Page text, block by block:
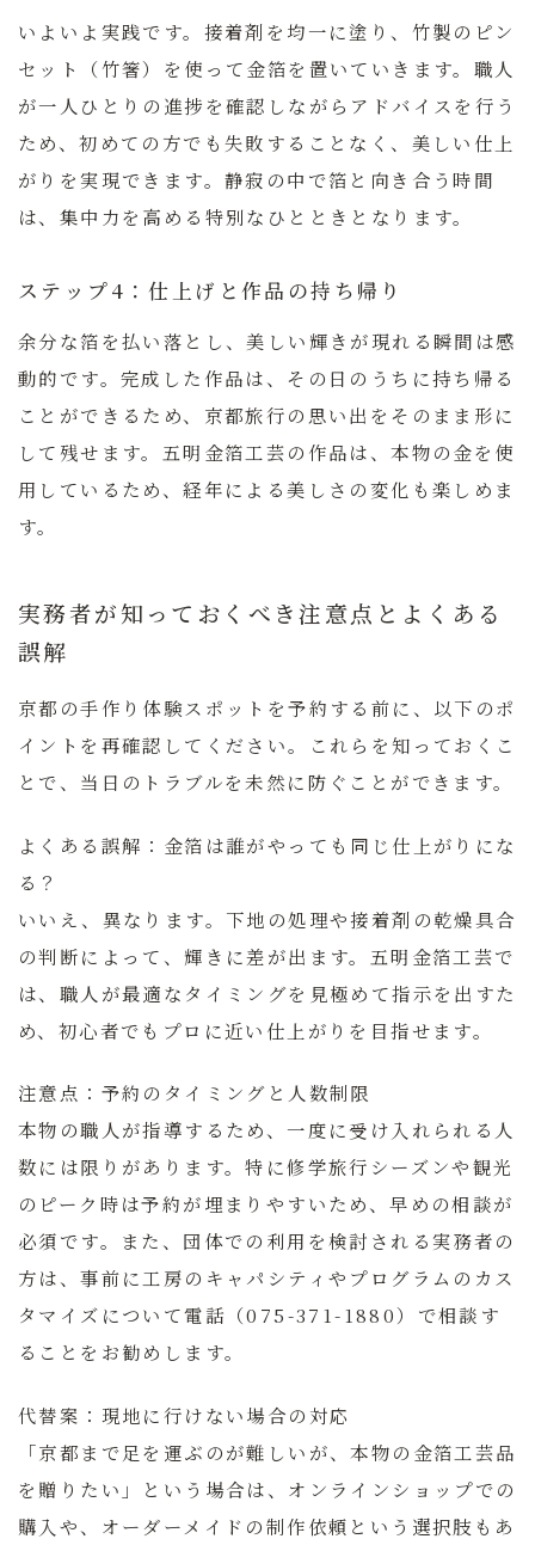
いよいよ実践です。接着剤を均一に塗り、竹製のピン
セット（竹箸）を使って金箔を置いていきます。職人
が一人ひとりの進捗を確認しながらアドバイスを行う
ため、初めての方でも失敗することなく、美しい仕上
がりを実現できます。静寂の中で箔と向き合う時間
は、集中力を高める特別なひとときとなります。
ステップ4：仕上げと作品の持ち帰り
余分な箔を払い落とし、美しい輝きが現れる瞬間は感
動的です。完成した作品は、その日のうちに持ち帰る
ことができるため、京都旅行の思い出をそのまま形に
して残せます。五明金箔工芸の作品は、本物の金を使
用しているため、経年による美しさの変化も楽しめま
す。
実務者が知っておくべき注意点とよくある
誤解
京都の手作り体験スポットを予約する前に、以下のポ
イントを再確認してください。これらを知っておくこ
とで、当日のトラブルを未然に防ぐことができます。
よくある誤解：金箔は誰がやっても同じ仕上がりにな
る？
いいえ、異なります。下地の処理や接着剤の乾燥具合
の判断によって、輝きに差が出ます。五明金箔工芸で
は、職人が最適なタイミングを見極めて指示を出すた
め、初心者でもプロに近い仕上がりを目指せます。
注意点：予約のタイミングと人数制限
本物の職人が指導するため、一度に受け入れられる人
数には限りがあります。特に修学旅行シーズンや観光
のピーク時は予約が埋まりやすいため、早めの相談が
必須です。また、団体での利用を検討される実務者の
方は、事前に工房のキャパシティやプログラムのカス
タマイズについて電話（075-371-1880）で相談す
ることをお勧めします。
代替案：現地に行けない場合の対応
「京都まで足を運ぶのが難しいが、本物の金箔工芸品
を贈りたい」という場合は、オンラインショップでの
購入や、オーダーメイドの制作依頼という選択肢もあ